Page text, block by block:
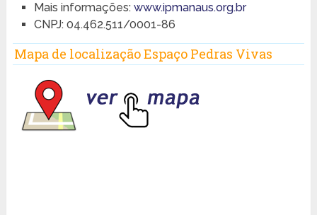
Mais informações: www.ipmanaus.org.br
CNPJ: 04.462.511/0001-86
Mapa de localização Espaço Pedras Vivas